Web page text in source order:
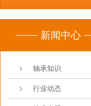
新闻中心
轴承知识
行业动态